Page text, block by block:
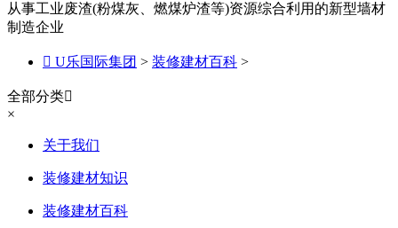
从事工业废渣(粉煤灰、燃煤炉渣等)资源综合利用的新型墙材
制造企业
 U乐国际集团 > 装修建材百科 >
全部分类
×
关于我们
装修建材知识
装修建材百科